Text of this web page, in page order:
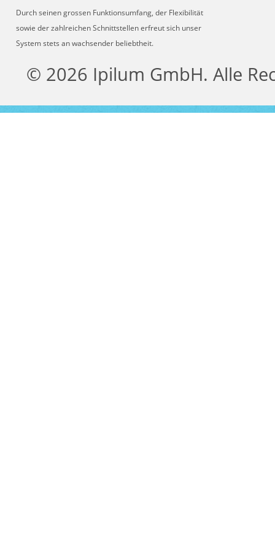
Durch seinen grossen Funktionsumfang, der Flexibilität
sowie der zahlreichen Schnittstellen erfreut sich unser
System stets an wachsender beliebtheit.
© 2026 Ipilum GmbH. Alle